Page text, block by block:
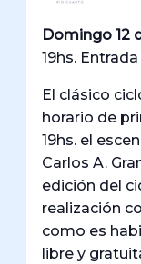
Domingo 12
19hs.
El clásico
horario de
19hs. el
Carlos A.
edición del
realización
como es
libre y